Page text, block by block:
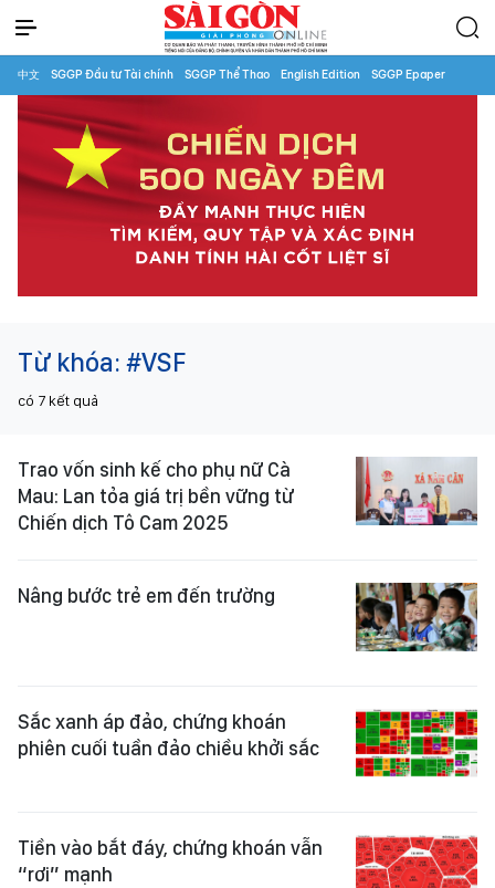
中文 SGGP Đầu tư Tài chính SGGP Thể Thao English Edition SGGP Epaper
Từ khóa: #VSF
có 7 kết quả
Trao vốn sinh kế cho phụ nữ Cà
Mau: Lan tỏa giá trị bền vững từ
Chiến dịch Tô Cam 2025
Nâng bước trẻ em đến trường
Sắc xanh áp đảo, chứng khoán
phiên cuối tuần đảo chiều khởi sắc
Tiền vào bắt đáy, chứng khoán vẫn
“rơi” mạnh